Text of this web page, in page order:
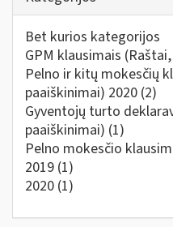
Bet kurios kategorijos
GPM klausimais
Pelno ir kitų mokesčių
paaiškinimai) 2020 (2)
Gyventojų turto
paaiškinimai) (1)
Pelno mokesčio
2019 (1)
2020 (1)